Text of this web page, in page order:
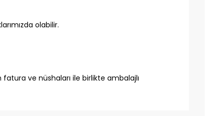
olabilir.
ve nüshaları ile birlikte ambalajlı